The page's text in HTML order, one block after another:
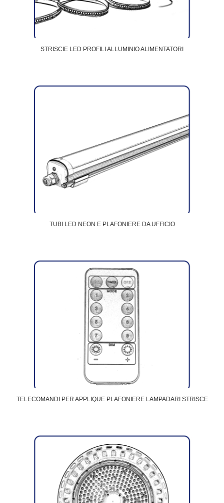
STRISCIE LED PROFILI ALLUMINIO ALIMENTATORI
TUBI LED NEON E PLAFONIERE DA UFFICIO
TELECOMANDI PER APPLIQUE PLAFONIERE LAMPADARI STRISCE